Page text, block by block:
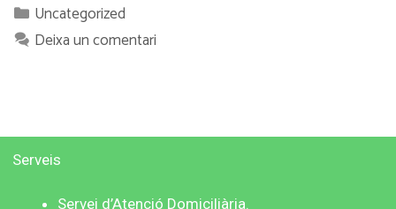
Uncategorized
Deixa un comentari
Serveis
Servei d’Atenció Domiciliària.